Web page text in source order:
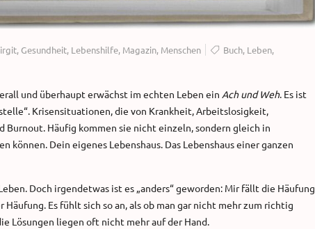
,Gesundheit, Lebenshilfe, Magazin, Menschen Buch, Leben,
und überhaupt erwächst im echten Leben ein Ach und Weh. Es ist
Krisensituationen, die von Krankheit, Arbeitslosigkeit,
Burnout. Häufig kommen sie nicht einzeln, sondern gleich in
können. Dein eigenes Lebenshaus. Das Lebenshaus einer ganzen
Doch irgendetwas ist es „anders“ geworden: Mir fällt die Häufung
Es fühlt sich so an, als ob man gar nicht mehr zum richtig
Lösungen liegen oft nicht mehr auf der Hand.